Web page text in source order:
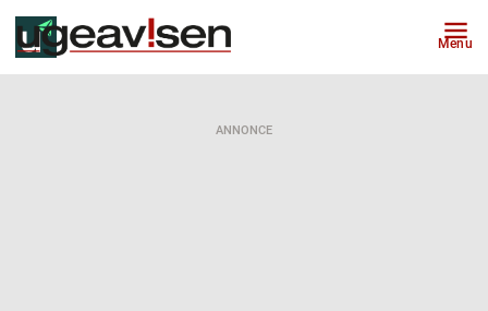
Menu
ANNONCE